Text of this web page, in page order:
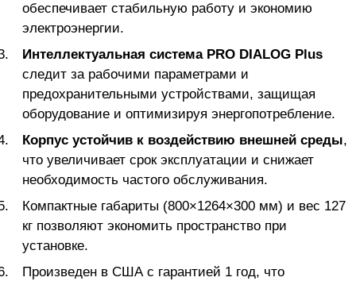
обеспечивает стабильную работу и экономию
электроэнергии.
Интеллектуальная система PRO DIALOG Plus
следит за рабочими параметрами и
предохранительными устройствами, защищая
оборудование и оптимизируя энергопотребление.
Корпус устойчив к воздействию внешней среды,
что увеличивает срок эксплуатации и снижает
необходимость частого обслуживания.
Компактные габариты (800×1264×300 мм) и вес 127
кг позволяют экономить пространство при
установке.
Произведен в США с гарантией 1 год, что